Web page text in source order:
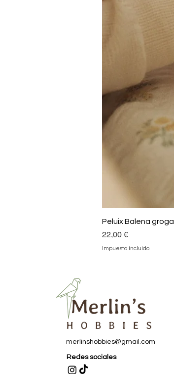
Peluix Balena groga
Precio
22,00 €
Impuesto incluido
merlinshobbies@gmail.com
Redes sociales